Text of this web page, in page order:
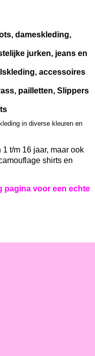
dameskleding,
jurken, jeans en
accessoires
pailletten, Slippers
in diverse kleuren en
t/m 16 jaar, maar ook
shirts en
pagina voor een echte